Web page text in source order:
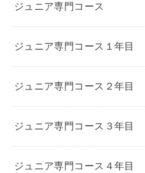
ジュニア専門コース
ジュニア専門コース１年目
ジュニア専門コース２年目
ジュニア専門コース３年目
ジュニア専門コース４年目